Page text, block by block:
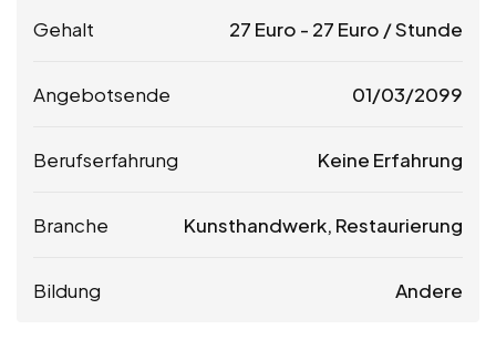
Gehalt 27 Euro - 27 Euro / Stunde
Angebotsende 01/03/2099
Berufserfahrung Keine Erfahrung
Branche Kunsthandwerk, Restaurierung
Bildung Andere